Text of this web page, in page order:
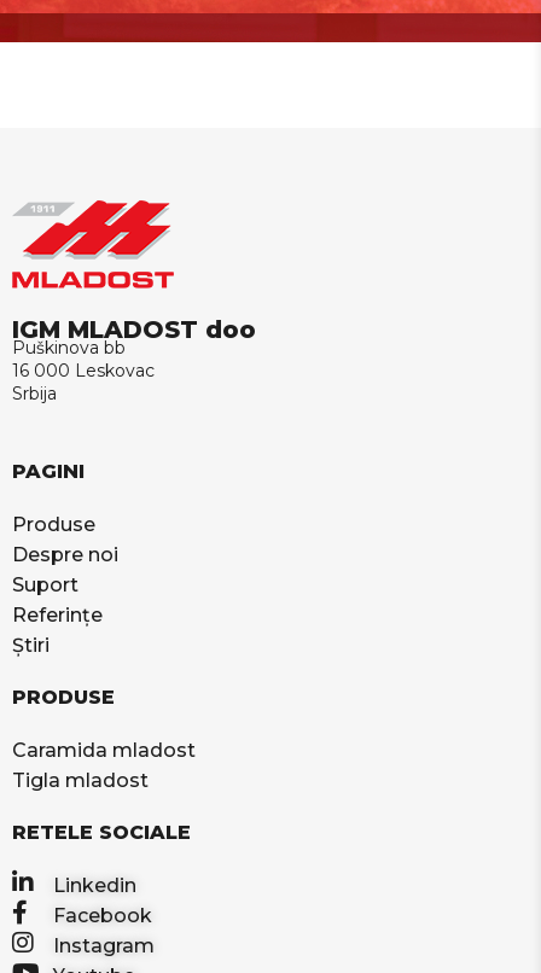
IGM MLADOST doo
Puškinova bb
16 000 Leskovac
Srbija
PAGINI
Produse
Despre noi
Suport
Referințe
Știri
PRODUSE
Caramida mladost
Tigla mladost
RETELE SOCIALE
Linkedin
Facebook
Instagram